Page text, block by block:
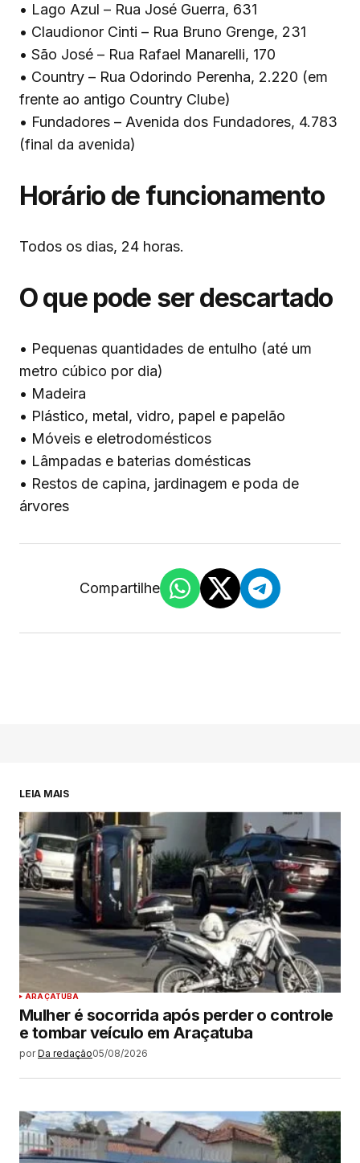
• Lago Azul – Rua José Guerra, 631
• Claudionor Cinti – Rua Bruno Grenge, 231
• São José – Rua Rafael Manarelli, 170
• Country – Rua Odorindo Perenha, 2.220 (em
frente ao antigo Country Clube)
• Fundadores – Avenida dos Fundadores, 4.783
(final da avenida)
Horário de funcionamento
Todos os dias, 24 horas.
O que pode ser descartado
• Pequenas quantidades de entulho (até um
metro cúbico por dia)
• Madeira
• Plástico, metal, vidro, papel e papelão
• Móveis e eletrodomésticos
• Lâmpadas e baterias domésticas
• Restos de capina, jardinagem e poda de
árvores
Compartilhe
LEIA MAIS
ARAÇATUBA
Mulher é socorrida após perder o controle
e tombar veículo em Araçatuba
por Da redação05/08/2026